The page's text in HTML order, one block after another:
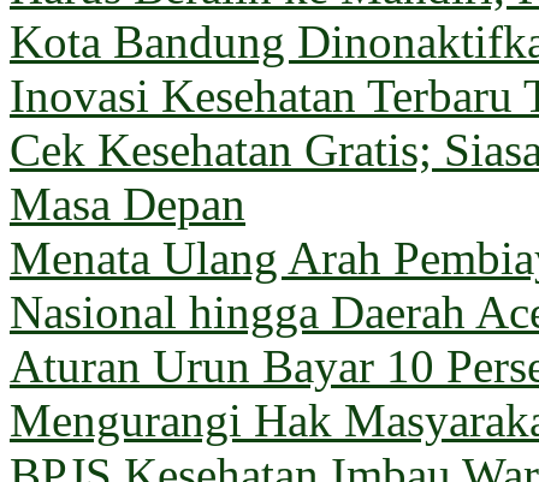
Kota Bandung
Inovasi Kesehatan
Cek Kesehatan Gratis;
Masa Depan
Menata Ulang Arah
Nasional hingga Daerah
Aturan Urun Bayar 10
Mengurangi Hak